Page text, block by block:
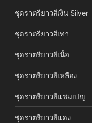
ชุดราตรียาวสีเงิน Silver
ชุดราตรียาวสีเทา
ชุดราตรียาวสีเนื้อ
ชุดราตรียาวสีเหลือง
ชุดราตรียาวสีแชมเปญ
ชุดราตรียาวสีแดง